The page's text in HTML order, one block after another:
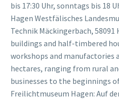
bis 17:30 Uhr, sonntags bis 18
Hagen Westfälisches
Technik Mäckingerbach, 58091
buildings and half-timbered
workshops and manufactories
hectares, ranging from rural
businesses to the beginnings
Freilichtmuseum Hagen: Auf